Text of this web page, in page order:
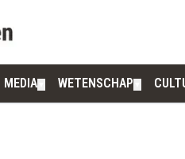
MEDIA WETENSCHAP